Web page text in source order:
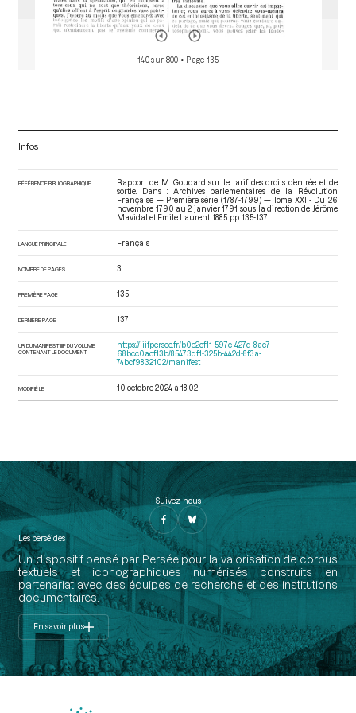
140 sur 800 • Page 135
Infos
RÉFÉRENCE BIBLIOGRAPHIQUE
Rapport de M. Goudard sur le tarif des droits d’entrée et de
sortie. Dans : Archives parlementaires de la Révolution
Française — Première série (1787-1799) — Tome XXI - Du 26
novembre 1790 au 2 janvier 1791 , sous la direction de Jérôme
Mavidal et Emile Laurent. 1885. pp. 135-137.
LANGUE PRINCIPALE Français
NOMBRE DE PAGES 3
PREMIÈRE PAGE 135
DERNIÈRE PAGE 137
URI DU MANIFEST IIIF DU VOLUME
CONTENANT LE DOCUMENT
https://iiif.persee.fr/b0e2cf11-597c-427d-8ac7-
68bcc0acf13b/85473df1-325b-442d-8f3a-
74bcf9832102/manifest
MODIFIÉ LE 10 octobre 2024 à 18:02
Suivez-nous
Les perséides
Un dispositif pensé par Persée pour la valorisation de corpus
textuels et iconographiques numérisés construits en
partenariat avec des équipes de recherche et des institutions
documentaires.
En savoir plus